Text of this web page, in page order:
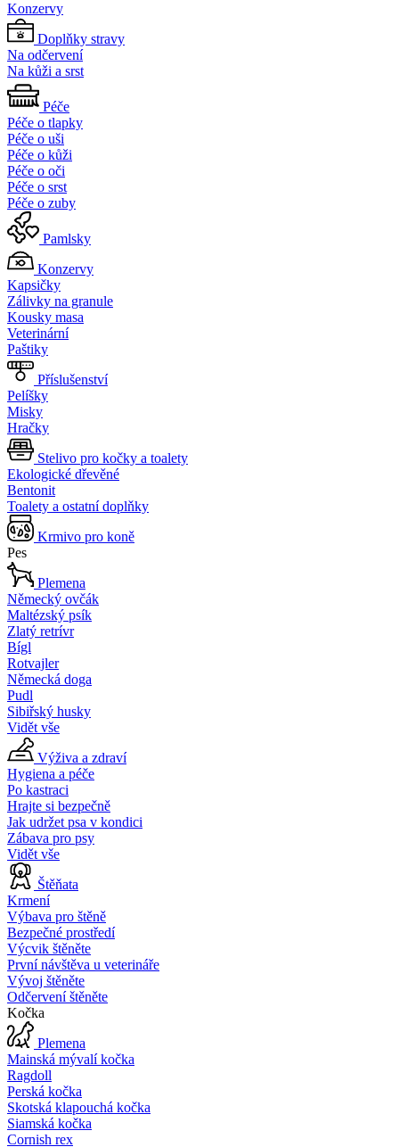
Konzervy
Doplňky stravy
Na odčervení
Na kůži a srst
Péče
Péče o tlapky
Péče o uši
Péče o kůži
Péče o oči
Péče o srst
Péče o zuby
Pamlsky
Konzervy
Kapsičky
Zálivky na granule
Kousky masa
Veterinární
Paštiky
Příslušenství
Pelíšky
Misky
Hračky
Stelivo pro kočky a toalety
Ekologické dřevěné
Bentonit
Toalety a ostatní doplňky
Krmivo pro koně
Pes
Plemena
Německý ovčák
Maltézský psík
Zlatý retrívr
Bígl
Rotvajler
Německá doga
Pudl
Sibiřský husky
Vidět vše
Výživa a zdraví
Hygiena a péče
Po kastraci
Hrajte si bezpečně
Jak udržet psa v kondici
Zábava pro psy
Vidět vše
Štěňata
Krmení
Výbava pro štěně
Bezpečné prostředí
Výcvik štěněte
První návštěva u veterináře
Vývoj štěněte
Odčervení štěněte
Kočka
Plemena
Mainská mývalí kočka
Ragdoll
Perská kočka
Skotská klapouchá kočka
Siamská kočka
Cornish rex